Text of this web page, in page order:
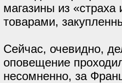
магазины из «страха
товарами,
Сейчас, очевидно,
оповещение
несомненно, за